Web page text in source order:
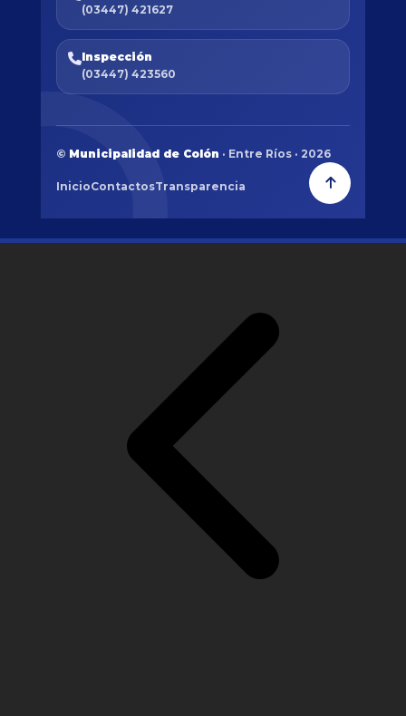
(03447) 421627
Inspección
(03447) 423560
© Municipalidad de Colón · Entre Ríos · 2026
InicioContactosTransparencia